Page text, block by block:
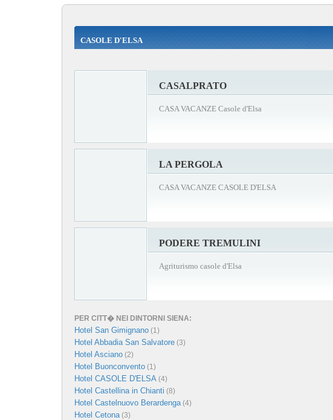
CASOLE D'ELSA
CASALPRATO
CASA VACANZE Casole d'Elsa
LA PERGOLA
CASA VACANZE CASOLE D'ELSA
PODERE TREMULINI
Agriturismo casole d'Elsa
PER CITT� NEI DINTORNI SIENA:
Hotel San Gimignano (1)
Hotel Abbadia San Salvatore (3)
Hotel Asciano (2)
Hotel Buonconvento (1)
Hotel CASOLE D'ELSA (4)
Hotel Castellina in Chianti (8)
Hotel Castelnuovo Berardenga(4)
Hotel Cetona(3)